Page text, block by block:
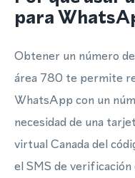
para
Obtener un número
área 780 te permite
WhatsApp con un
necesidad de una
virtual Canada del
el SMS de